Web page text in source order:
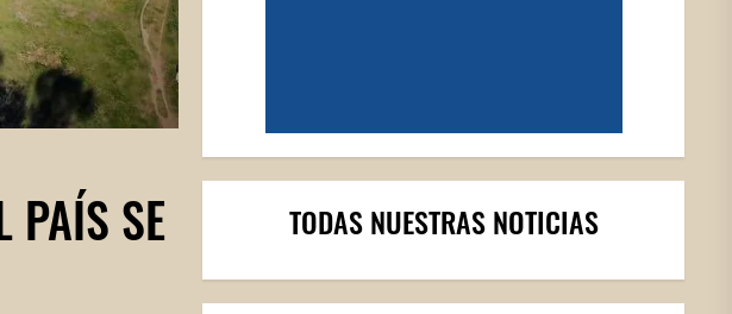
PAÍS SE
TODAS NUESTRAS NOTICIAS